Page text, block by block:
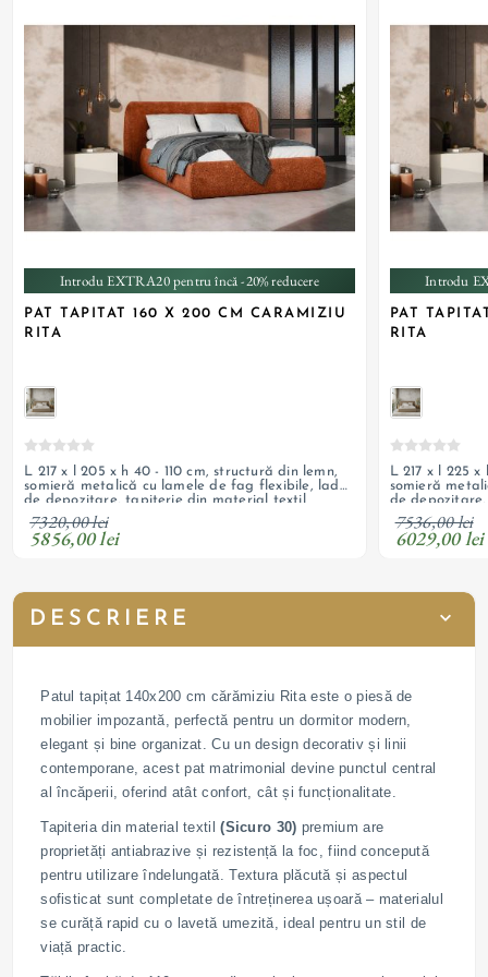
Introdu EXTRA20 pentru încă -20% reducere
PAT TAPITAT 160 X 200 CM CARAMIZIU
RITA
L 217 x l 205 x h 40 - 110 cm, structură din lemn,
somieră metalică cu lamele de fag flexibile, ladă
de depozitare, tapițerie din material textil
7320,00 lei
5856,00 lei
Introdu
PAT
RITA
L 217 x l 225
somieră
de
7536,00 lei
6029,00 lei
DESCRIERE
Patul tapițat 140x200 cm cărămiziu Rita este o piesă de
mobilier impozantă, perfectă pentru un dormitor modern,
elegant și bine organizat. Cu un design decorativ și linii
contemporane, acest pat matrimonial devine punctul central
al încăperii, oferind atât confort, cât și funcționalitate.
Tapiteria din material textil(Sicuro 30) premium are
proprietăți antiabrazive și rezistență la foc, fiind concepută
pentru utilizare îndelungată. Textura plăcută și aspectul
sofisticat sunt completate de întreținerea ușoară – materialul
se curăță rapid cu o lavetă umezită, ideal pentru un stil de
viață practic.